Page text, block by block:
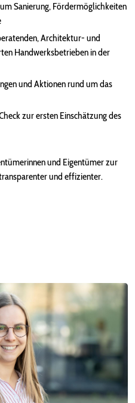
Sanierung, Fördermöglichkeiten
Architektur- und
Handwerksbetrieben in der
und Aktionen rund um das
zur ersten Einschätzung des
und Eigentümer zur
und effizienter.